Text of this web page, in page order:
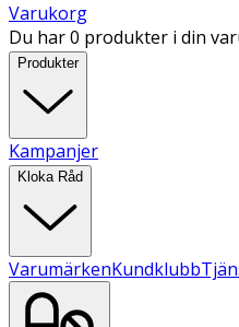
Varukorg
Du har 0 produkter i din
Produkter
Kampanjer
Kloka Råd
VarumärkenKundklubb